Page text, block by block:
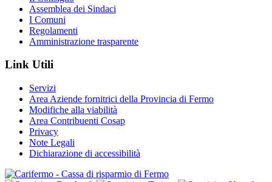
Assemblea dei Sindaci
I Comuni
Regolamenti
Amministrazione trasparente
Link Utili
Servizi
Area Aziende fornitrici della Provincia di Fermo
Modifiche alla viabilità
Area Contribuenti Cosap
Privacy
Note Legali
Dichiarazione di accessibilità